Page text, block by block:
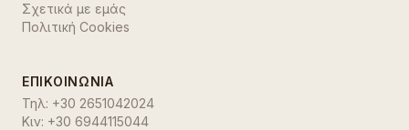
Σχετικά με εμάς
Πολιτική Cookies
ΕΠΙΚΟΙΝΩΝΊΑ
Τηλ: +30 2651042024
Κιν: +30 6944115044